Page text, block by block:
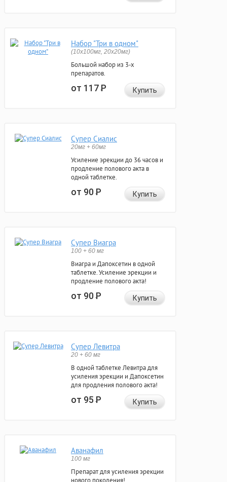
Набор "Три в одном"
(10x100мг, 20x20мг)
Большой набор из 3-х
препаратов.
от 117Р Купить
Супер Сиалис
20мг + 60мг
Усиление эрекции до 36 часов и
продление полового акта в
одной таблетке.
от 90Р Купить
Супер Виагра
100 + 60 мг
Виагра и Дапоксетин в одной
таблетке. Усиление эрекции и
продление полового акта!
от 90Р Купить
Супер Левитра
20 + 60 мг
В одной таблетке Левитра для
усиления эрекции и Дапоксетин
для продления полового акта!
от 95Р Купить
Аванафил
100 мг
Препарат для усиления эрекции